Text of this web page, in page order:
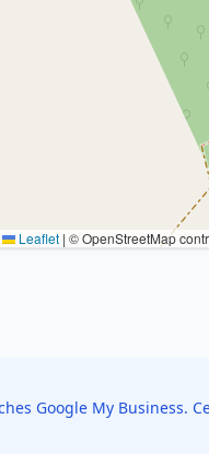
Leaflet | © OpenStreetMap
Google My Business.